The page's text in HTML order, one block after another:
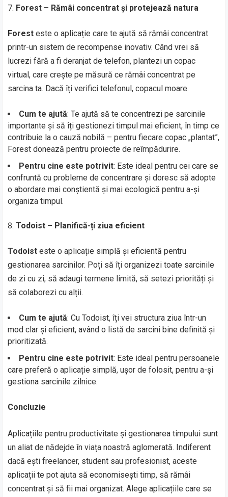
Forest – Rămâi concentrat și protejează natura
Forest este o aplicație care te ajută să rămâi concentrat
printr-un sistem de recompense inovativ. Când vrei să
lucrezi fără a fi deranjat de telefon, plantezi un copac
virtual, care crește pe măsură ce rămâi concentrat pe
sarcina ta. Dacă îți verifici telefonul, copacul moare.
Cum te ajută: Te ajută să te concentrezi pe sarcinile
importante și să îți gestionezi timpul mai eficient, în timp ce
contribuie la o cauză nobilă – pentru fiecare copac „plantat”,
Forest donează pentru proiecte de reîmpădurire.
Pentru cine este potrivit: Este ideal pentru cei care se
confruntă cu probleme de concentrare și doresc să adopte
o abordare mai conștientă și mai ecologică pentru a-și
organiza timpul.
Todoist – Planifică-ți ziua eficient
Todoist este o aplicație simplă și eficientă pentru
gestionarea sarcinilor. Poți să îți organizezi toate sarcinile
de zi cu zi, să adaugi termene limită, să setezi priorități și
să colaborezi cu alții.
Cum te ajută: Cu Todoist, îți vei structura ziua într-un
mod clar și eficient, având o listă de sarcini bine definită și
prioritizată.
Pentru cine este potrivit: Este ideal pentru persoanele
care preferă o aplicație simplă, ușor de folosit, pentru a-și
gestiona sarcinile zilnice.
Concluzie
Aplicațiile pentru productivitate și gestionarea timpului sunt
un aliat de nădejde în viața noastră aglomerată. Indiferent
dacă ești freelancer, student sau profesionist, aceste
aplicații te pot ajuta să economisești timp, să rămâi
concentrat și să fii mai organizat. Alege aplicațiile care se